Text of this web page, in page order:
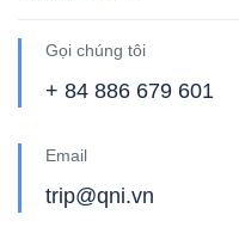
Gọi chúng tôi
+ 84 886 679 601
Email
trip@qni.vn